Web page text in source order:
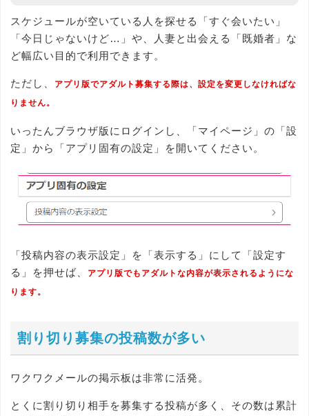
スケジュールが空いている人を探せる「すぐ会いたい」
「今日じゃないけど…」や、人妻と出会える「既婚者」な
ど幅広い目的で利用できます。
ただし、
アプリ版でアダルト募集する際は、設定を変更しなければな
りません。
いったんブラウザ版にログインし、「マイページ」の「設
定」から「アプリ固有の設定」を開いてください。
「投稿内容の表示設定」を「表示する」にして「設定す
る」を押せば、
アプリ版でもアダルトな内容が表示されるようにな
ります。
割り切り募集の投稿数が多い
ワクワクメールの掲示板は非常に活発。
とくに割り切り相手を募集する投稿が多く、その数は累計